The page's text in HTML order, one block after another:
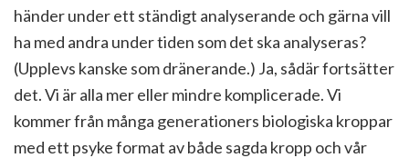
händer under ett ständigt analyserande och gärna vill
ha med andra under tiden som det ska analyseras?
(Upplevs kanske som dränerande.) Ja, sådär fortsätter
det. Vi är alla mer eller mindre komplicerade. Vi
kommer från många generationers biologiska kroppar
med ett psyke format av både sagda kropp och vår